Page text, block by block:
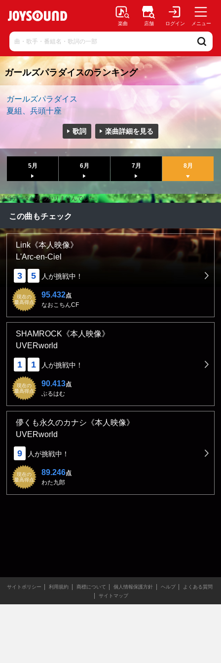
楽曲 店舗 ログイン メニュー
ガールズパラダイスのランキング
ガールズパラダイス
夏組、兵頭十座
歌詞 楽曲詳細を見る
5月 6月 7月 8月
該当データが見つかりませんでした。
この曲もチェック
Link《本人映像》
L'Arc-en-Ciel
3 5 人が挑戦中！
現在の
最高得点
95.432点
なおこちんCF
SHAMROCK《本人映像》
UVERworld
1 1 人が挑戦中！
現在の
最高得点
90.413点
ぶるはむ
儚くも永久のカナシ《本人映像》
UVERworld
9 人が挑戦中！
現在の
最高得点
89.246点
わた九郎
サイトポリシー 利用規約 商標について 個人情報保護方針 ヘルプ
よくある質問
サイトマップ